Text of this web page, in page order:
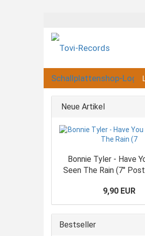
Neue Artikel
Bonnie Tyler - Have
Seen The Rain (7"
9,90 EUR
Bestseller